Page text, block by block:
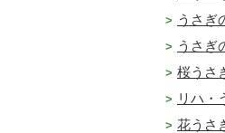
うさぎ
うさぎ
桜うさ
リハ・
花うさ